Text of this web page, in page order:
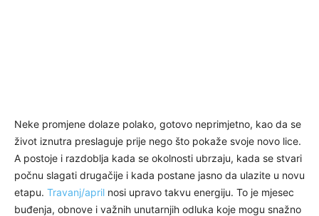
Neke promjene dolaze polako, gotovo neprimjetno, kao da se
život iznutra preslaguje prije nego što pokaže svoje novo lice.
A postoje i razdoblja kada se okolnosti ubrzaju, kada se stvari
počnu slagati drugačije i kada postane jasno da ulazite u novu
etapu. Travanj/april nosi upravo takvu energiju. To je mjesec
buđenja, obnove i važnih unutarnjih odluka koje mogu snažno